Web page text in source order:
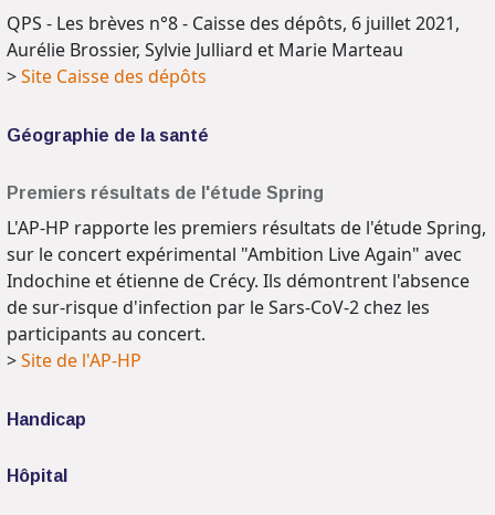
QPS - Les brèves n°8 - Caisse des dépôts, 6 juillet 2021,
Aurélie Brossier, Sylvie Julliard et Marie Marteau
>Site Caisse des dépôts
Géographie de la santé
Premiers résultats de l'étude Spring
L'AP-HP rapporte les premiers résultats de l'étude Spring,
sur le concert expérimental "Ambition Live Again" avec
Indochine et étienne de Crécy. Ils démontrent l'absence
de sur-risque d'infection par le Sars-CoV-2 chez les
participants au concert.
>Site de l'AP-HP
Handicap
Hôpital